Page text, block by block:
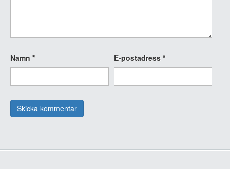
Namn * E-postadress *